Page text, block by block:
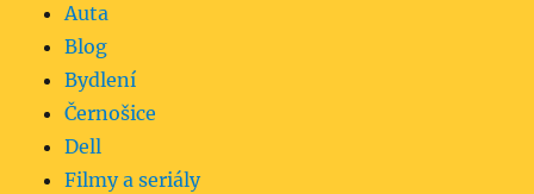
Auta
Blog
Bydlení
Černošice
Dell
Filmy a seriály